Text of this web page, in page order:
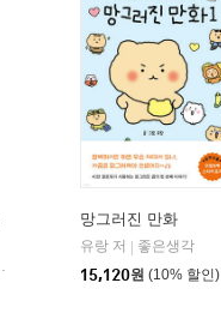
망그러진 만화
유랑 저
좋은생각
15,120원 (10% 할인)